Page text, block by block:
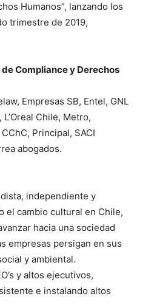
Humanos”, lanzando los
trimestre de 2019,
Compliance y Derechos
Empresas SB, Entel, GNL
Chile, Metro,
Principal, SACI
abogados.
independiente y
el cambio cultural en Chile,
hacia una sociedad
empresas persigan en sus
y ambiental.
y altos ejecutivos,
e instalando altos